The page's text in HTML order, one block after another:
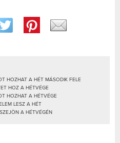
HOZHAT A HÉT MÁSODIK FELE
HOZ A HÉTVÉGE
HOZHAT A HÉTVÉGE
LESZ A HÉT
A HÉTVÉGÉN